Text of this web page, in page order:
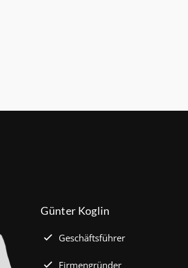
Günter Koglin
Geschäftsführer
Firmengründer